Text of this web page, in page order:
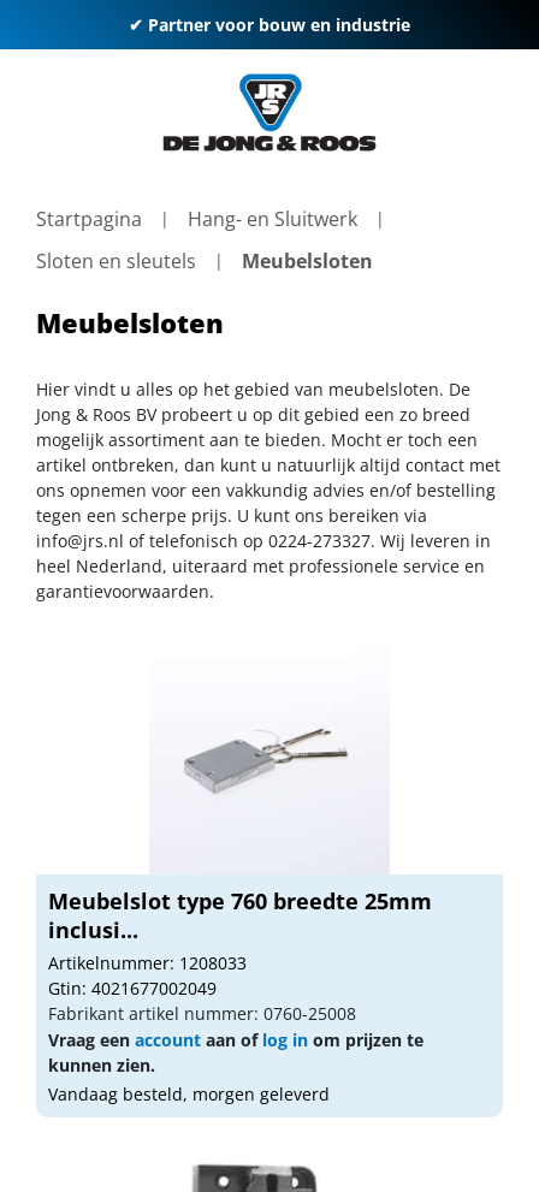
✔ Partner voor bouw en industrie
Startpagina
Hang- en Sluitwerk
Sloten en sleutels
Meubelsloten
Meubelsloten
Hier vindt u alles op het gebied van meubelsloten. De
Jong & Roos BV probeert u op dit gebied een zo breed
mogelijk assortiment aan te bieden. Mocht er toch een
artikel ontbreken, dan kunt u natuurlijk altijd contact met
ons opnemen voor een vakkundig advies en/of bestelling
tegen een scherpe prijs. U kunt ons bereiken via
info@jrs.nl of telefonisch op 0224-273327. Wij leveren in
heel Nederland, uiteraard met professionele service en
garantievoorwaarden.
Meubelslot type 760 breedte 25mm
inclusi...
Artikelnummer: 1208033
Gtin: 4021677002049
Fabrikant artikel nummer: 0760-25008
Vraag een account aan of log in om prijzen te
kunnen zien.
Vandaag besteld, morgen geleverd